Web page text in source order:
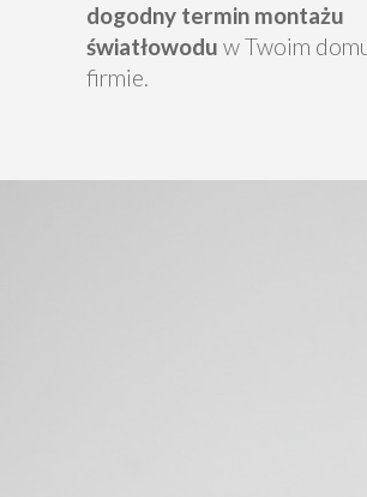
dogodny termin montażu
światłowodu w Twoim
firmie.